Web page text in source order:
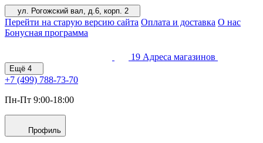
ул. Рогожский вал, д.6, корп. 2
Перейти на старую версию сайта Оплата и доставка О нас
Бонусная программа
19 Адреса магазинов
Ещё 4
+7 (499) 788-73-70
Пн-Пт 9:00-18:00
Профиль